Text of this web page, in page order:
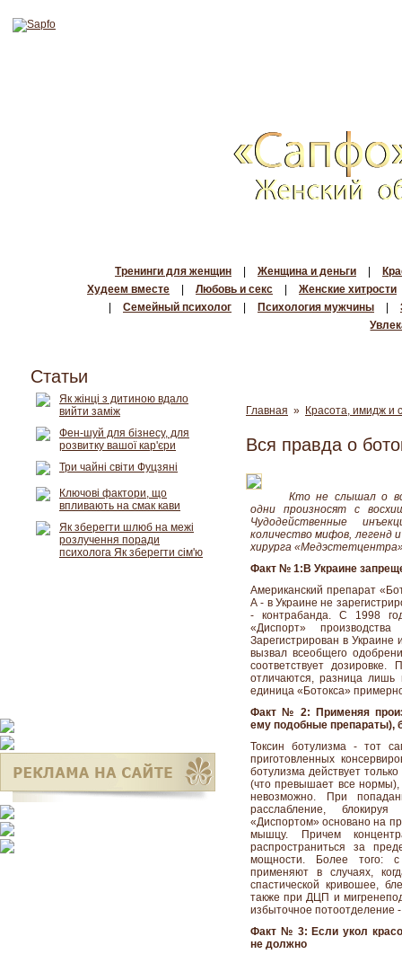
Тренинги для женщин Женщина и деньги
Худеем вместе
Любовь и секс
Женские хитрости
Семейный психолог Психология мужчины
Главная » Красота, имидж и
Вся правда о
Кто не слышал о
одни произносят с
Чудодейственные
количество мифов, легенд
хирурга
Факт № 1:В Украине
Американский препарат
А - в Украине не
- контрабанда. С 1998
«Диспорт»
Зарегистрирован в
вызвал всеобщего
соответствует
отличаются, разница лишь
единица «Ботокса»
Факт № 2: Применяя
ему подобные препараты),
Токсин ботулизма - тот
приготовленных
ботулизма действует
(что превышает все
невозможно. При
расслабление,
«Диспортом» основано на
мышцу. Причем
распространиться за
мощности. Более того: с
применяют в случаях,
спастической кривошее,
также при ДЦП и
избыточное потоотделение -
Факт № 3: Если укол
не должно
Статьи
Як жінці з дитиною вдало
вийти заміж
Фен-шуй для бізнесу, для
розвитку вашої кар'єри
Три чайні світи Фуцзяні
Ключові фактори, що
впливають на смак кави
Як зберегти шлюб на межі
розлучення поради
психолога Як зберегти сім'ю